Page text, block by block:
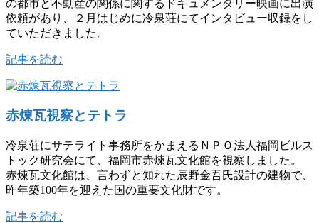
の都市と不動産の関係に関するドキュメンタリー映画に出演
依頼があり、２月はじめに冷泉荘にてインタビュー収録をし
ていただきました。
記事を読む
赤煉瓦視察とテトラ
冷泉荘にサテライト事務所をかまえるＮＰＯ法人福岡ビルス
トック研究会にて、福岡市赤煉瓦文化館を視察しました。
赤煉瓦文化館は、言わずと知れた辰野金吾氏設計の建物で、
昨年築100年を迎えた国の重要文化財です。
記事を読む